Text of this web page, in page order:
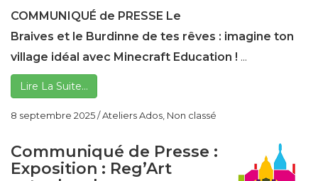
COMMUNIQUÉ de PRESSE Le
Braives et le Burdinne de tes rêves : imagine ton
village idéal avec Minecraft Education ! ...
Lire La Suite…
8 septembre 2025/Ateliers Ados Non classé
Communiqué de Presse :
Exposition : Reg’Art